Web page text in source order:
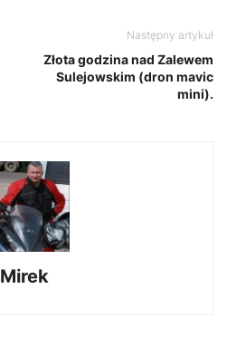
Następny artykuł
Złota godzina nad Zalewem
Sulejowskim (dron mavic
mini).
Mirek